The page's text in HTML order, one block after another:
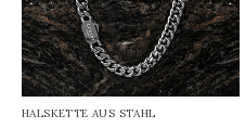
HALSKETTE AUS STAHL